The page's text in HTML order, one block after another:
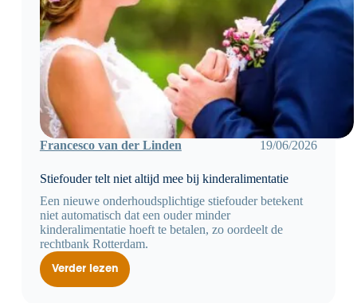
Francesco van der Linden 19/06/2026
Stiefouder telt niet altijd mee bij kinderalimentatie
Een nieuwe onderhoudsplichtige stiefouder betekent
niet automatisch dat een ouder minder
kinderalimentatie hoeft te betalen, zo oordeelt de
rechtbank Rotterdam.
Verder lezen
Stiefouder